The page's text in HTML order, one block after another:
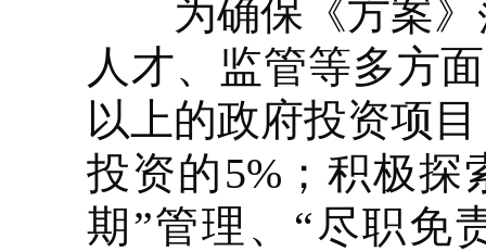
为确保《方案》
人才、监管等多方
以上的政府投资项
投资的5%；积极探
期”管理、“尽职免